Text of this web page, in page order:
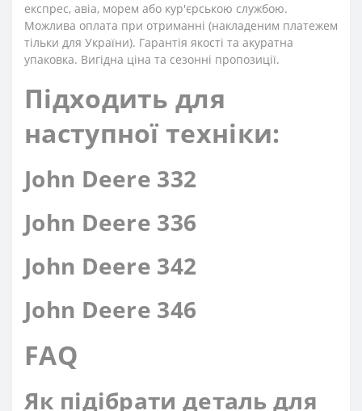
експрес, авіа, морем або кур'єрською службою.
Можлива оплата при отриманні (накладеним платежем
тільки для України). Гарантія якості та акуратна
упаковка. Вигідна ціна та сезонні пропозиції.
Підходить для
наступної техніки:
John Deere 332
John Deere 336
John Deere 342
John Deere 346
FAQ
Як підібрати деталь для